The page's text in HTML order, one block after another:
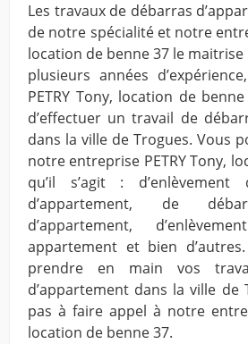
Les travaux de débarras
de notre spécialité et notre
location de benne 37 le
plusieurs années
PETRY Tony, location de
d’effectuer un travail de
dans la ville de Trogues. Vous
notre entreprise PETRY Tony,
qu’il s’agit :
d’appartement, de
d’appartement,
appartement et bien
prendre en main vos
d’appartement dans la ville de
pas à faire appel à notre
location de benne 37.